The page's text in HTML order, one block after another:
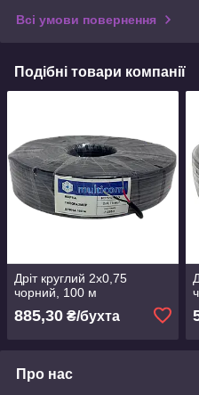
Всі умови повернення
Подібні товари компанії
Дріт круглий 2х0,75
чорний, 100 м
885,30 ₴/бухта
Про нас